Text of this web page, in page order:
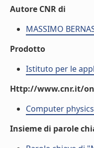
Autore CNR di
MASSIMO
Prodotto
Istituto per le
Http://www.cnr.it/
Computer
Insieme di parole